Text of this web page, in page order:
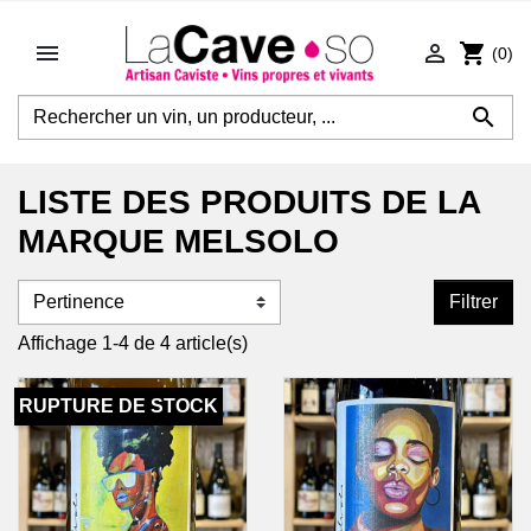


 shopping_cart (0)
LISTE DES PRODUITS DE LA
MARQUE MELSOLO
Filtrer
Affichage 1-4 de 4 article(s)
RUPTURE DE STOCK